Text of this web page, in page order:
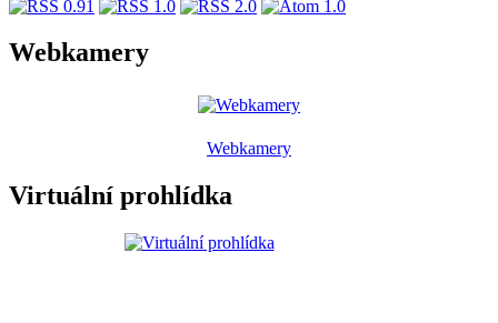
Webkamery
Webkamery
Virtuální prohlídka